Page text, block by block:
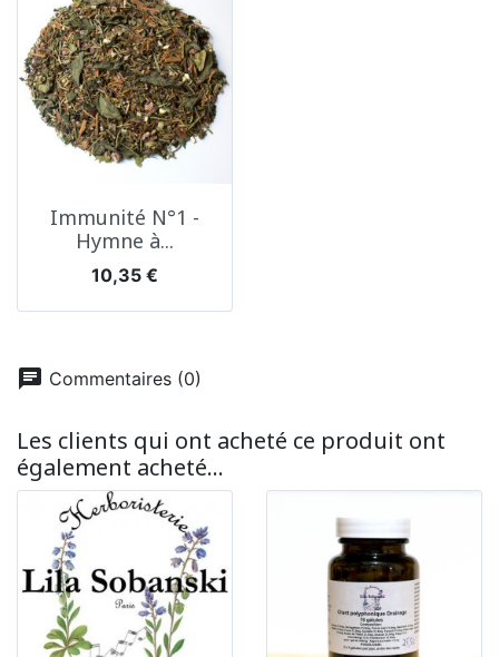
Immunité N°1 -
Hymne à...
Prix
10,35 €
chat Commentaires (0)
Les clients qui ont acheté ce produit ont
également acheté...